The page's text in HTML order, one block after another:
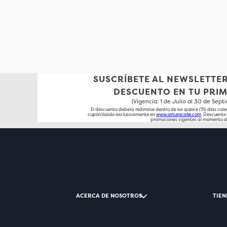
SUSCRÍBETE AL
DESCUENTO EN TU
(Vigencia: 1 de Julio al 30 de
El descuento deberá redimirse dentro de los quince (15) días
cupón.Válido exclusivamente enwww.arturocalle.com.
promociones vigentes al momento
ACERCA DE NOSOTROS